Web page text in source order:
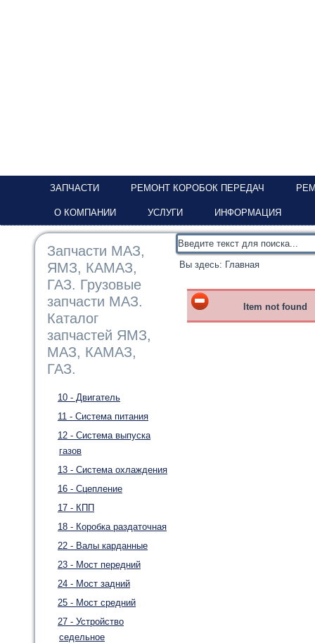
ЗАПЧАСТИ РЕМОНТ КОРОБОК ПЕРЕДАЧ
О КОМПАНИИ УСЛУГИ ИНФОРМАЦИЯ
Запчасти МАЗ,
ЯМЗ, КАМАЗ,
ГАЗ. Грузовые
запчасти МАЗ.
Каталог
запчастей ЯМЗ,
МАЗ, КАМАЗ,
ГАЗ.
10 - Двигатель
11 - Система питания
12 - Система выпуска
газов
13 - Система охлаждения
16 - Сцепление
17 - КПП
18 - Коробка раздаточная
22 - Валы карданные
23 - Мост передний
24 - Мост задний
25 - Мост средний
27 - Устройство
седельное
Вы здесь: Главная
Item not found